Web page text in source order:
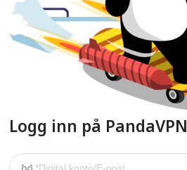
Logg inn på PandaVPN